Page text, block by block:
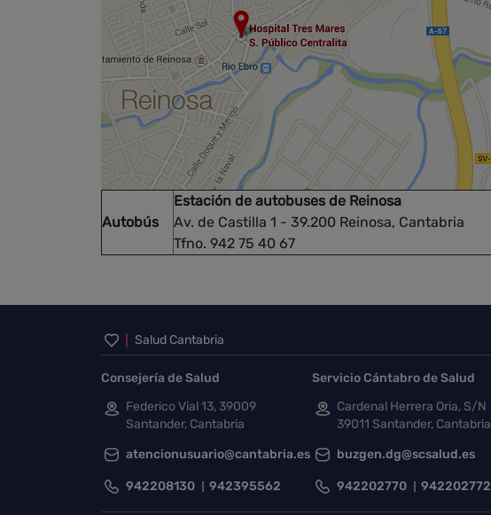
Autobús
Estación de autobuses de Reinosa
Av. de Castilla 1 - 39.200 Reinosa, Cantabria
Tfno. 942 75 40 67
Inicio del pie de página
Salud Cantabria
Consejería de Salud
Federico Vial 13, 39009
Santander, Cantabria
atencionusuario@cantabria.es
942208130 942395562
Servicio Cántabro de Salud
Cardenal Herrera Oria, S/N
39011 Santander, Cantabria
buzgen.dg@scsalud.es
942202770 942202772